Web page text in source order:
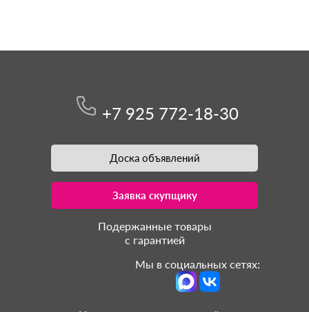
+7 925 772-18-30
Доска объявлений
Заявка скупщику
Подержанные товары
с гарантией
Мы в социальных сетях: